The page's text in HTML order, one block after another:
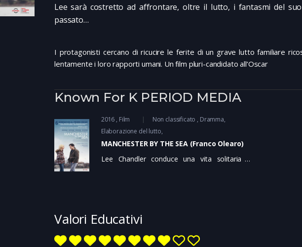
Lee sarà costretto ad affrontare, oltre il lutto, i fantasmi del
passato…
I protagonisti cercano di ricucire le ferite di un grave lutto familiare
lentamente i loro rapporti umani. Un film pluri-candidato all’Oscar
Known For K PERIOD MEDIA
2016 Film Non classificato
Dramma
Elaborazione del lutto
MANCHESTER BY THE SEA (Franco Olearo)
Lee Chandler conduce una vita solitaria a
un paesino del Massachussetts sull’oceano,
morto suo fratello Joe, ammalato di cuore da
Valori Educativi